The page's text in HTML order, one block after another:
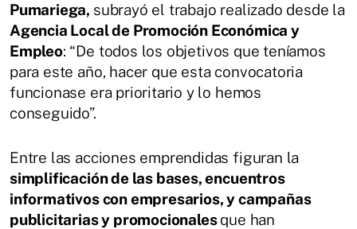
Pumariega, subrayó el trabajo realizado desde la
Agencia Local de Promoción Económica y
Empleo: “De todos los objetivos que teníamos
para este año, hacer que esta convocatoria
funcionase era prioritario y lo hemos
conseguido”.
Entre las acciones emprendidas figuran la
simplificación de las bases, encuentros
informativos con empresarios, y campañas
publicitarias y promocionalesque han